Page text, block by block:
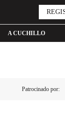
A CUCHILLO
Patrocinado por: